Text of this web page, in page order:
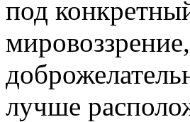
под
лучше